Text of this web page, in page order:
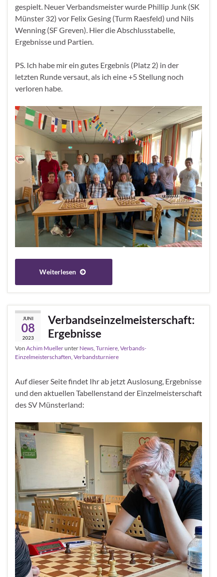
gespielt. Neuer Verbandsmeister wurde Phillip Junk (SK
Münster 32) vor Felix Gesing (Turm Raesfeld) und Nils
Wenning (SF Greven). Hier die Abschlusstabelle,
Ergebnisse und Partien.
PS. Ich habe mir ein gutes Ergebnis (Platz 2) in der
letzten Runde versaut, als ich eine +5 Stellung noch
verloren habe.
Weiterlesen
JUNI
08
2023
Verbandseinzelmeisterschaft:
Ergebnisse
Von Achim Muellerunter News Turniere Verbands-
Einzelmeisterschaften Verbandsturniere
Auf dieser Seite findet Ihr ab jetzt Auslosung, Ergebnisse
und den aktuellen Tabellenstand der Einzelmeisterschaft
des SV Münsterland: